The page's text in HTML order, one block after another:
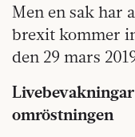
Men en sak har
brexit kommer
den 29 mars
omröstningen